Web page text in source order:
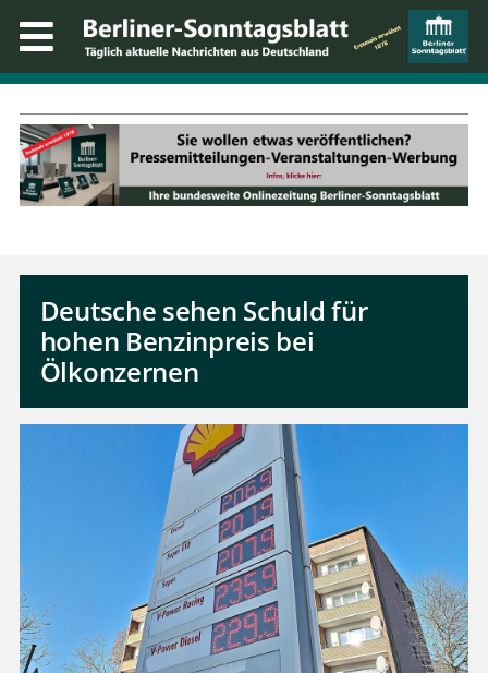
Deutsche sehen Schuld für
hohen Benzinpreis bei
Ölkonzernen